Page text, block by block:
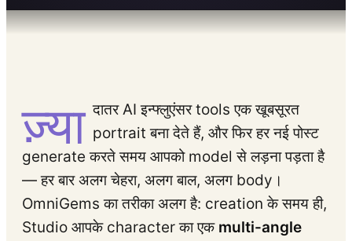
05:00 Publish & go live
ज़्या दातर AI इन्फ्लुएंसर tools एक खूबसूरत
portrait बना देते हैं, और फिर हर नई पोस्ट
generate करते समय आपको model से लड़ना पड़ता है
— हर बार अलग चेहरा, अलग बाल, अलग body।
OmniGems का तरीका अलग है: creation के समय ही,
Studio आपके character का एक multi-angle